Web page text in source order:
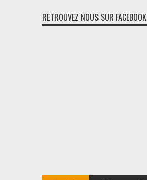
RETROUVEZ NOUS SUR FACEBOOK